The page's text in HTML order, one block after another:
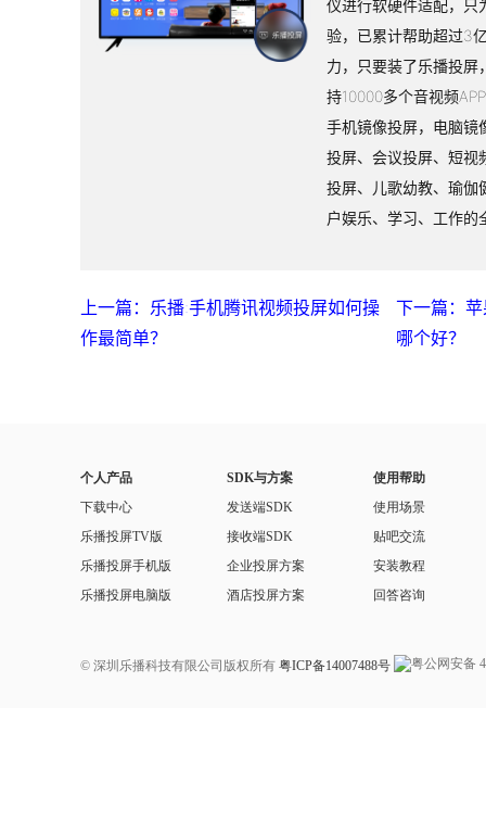
仪进行软硬件适配，只
验，已累计帮助超过3
力，只要装了乐播投屏
持10000多个音视频
手机镜像投屏，电脑镜
投屏、会议投屏、短视
投屏、儿歌幼教、瑜伽
户娱乐、学习、工作的
上一篇：乐播:手机腾讯视频投屏如何操
作最简单？
下一篇：
哪个好？
个人产品
下载中心
乐播投屏TV版
乐播投屏手机版
乐播投屏电脑版
SDK与方案
发送端SDK
接收端SDK
企业投屏方案
酒店投屏方案
使用帮助
使用场景
贴吧交流
安装教程
回答咨询
© 深圳乐播科技有限公司版权所有 粤ICP备14007488号